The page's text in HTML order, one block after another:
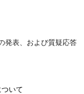
発表、および質疑応答
いて